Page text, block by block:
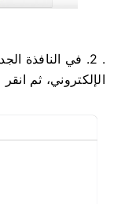
. 2. في النافذة
الإلكتروني، ثم